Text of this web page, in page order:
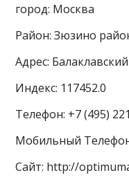
город: Москва
Район: Зюзино
Адрес:
Индекс: 117452.0
Телефон: +7 (495)
Мобильный
Сайт: http://